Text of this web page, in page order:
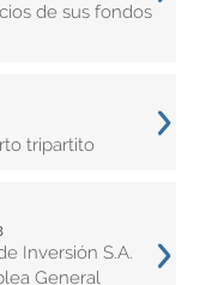
de sus fondos
tripartito
Inversión S.A.
General